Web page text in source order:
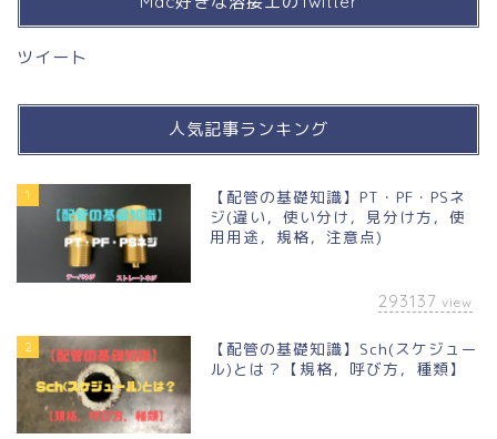
ツイート
人気記事ランキング
1
【配管の基礎知識】PT・PF・PSネ
ジ(違い，使い分け，見分け方，使
用用途，規格，注意点)
293137 view
2
【配管の基礎知識】Sch(スケジュー
ル)とは？【規格，呼び方，種類】